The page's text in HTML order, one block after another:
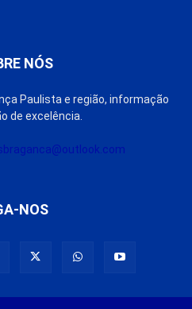
NÓS
Paulista e região, informação
de excelência.
NOS